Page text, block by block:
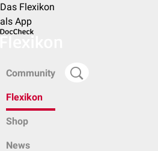
Das Flexikon
als App
Community
Flexikon
Shop
News